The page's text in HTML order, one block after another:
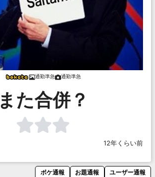
通勤準急 通勤準急
また合併？
12年くらい前
ボケ通報 お題通報 ユーザー通報